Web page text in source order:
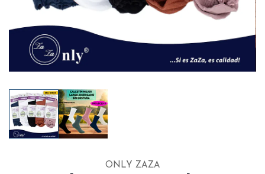
ONLY ZAZA